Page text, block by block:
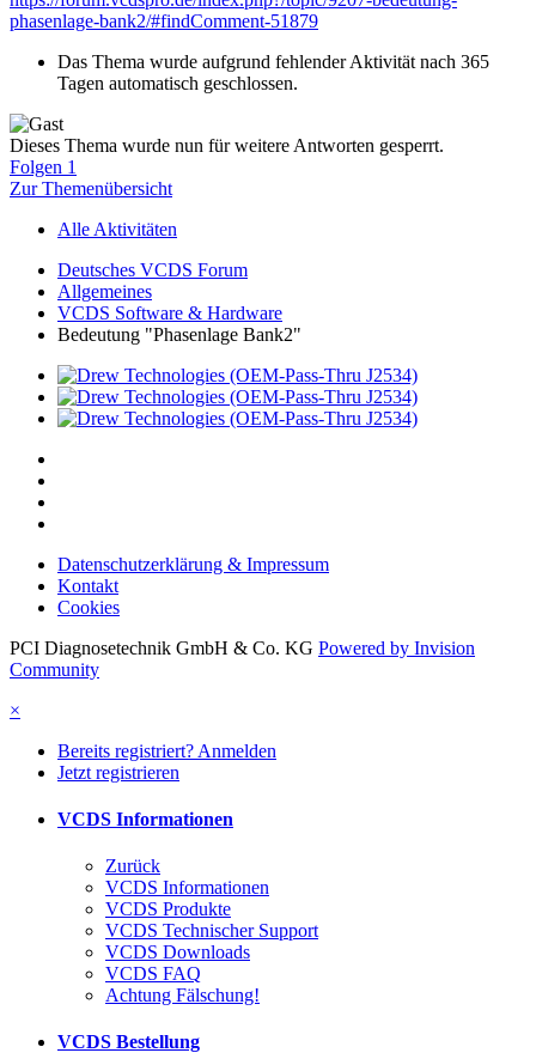
phasenlage-bank2/#findComment-51879
Das Thema wurde aufgrund fehlender Aktivität nach 365
Tagen automatisch geschlossen.
Dieses Thema wurde nun für weitere Antworten gesperrt.
Folgen 1
Zur Themenübersicht
Alle Aktivitäten
Deutsches VCDS Forum
Allgemeines
VCDS Software & Hardware
Bedeutung "Phasenlage Bank2"
Datenschutzerklärung & Impressum
Kontakt
Cookies
PCI Diagnosetechnik GmbH & Co. KG Powered by Invision
Community
×
Bereits registriert? Anmelden
Jetzt registrieren
VCDS Informationen
Zurück
VCDS Informationen
VCDS Produkte
VCDS Technischer Support
VCDS Downloads
VCDS FAQ
Achtung Fälschung!
VCDS Bestellung